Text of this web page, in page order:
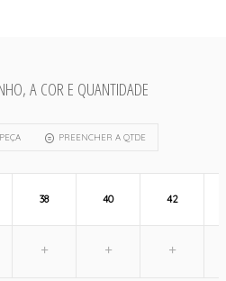
A COR E QUANTIDADE
PREENCHER A QTDE
38 40 42